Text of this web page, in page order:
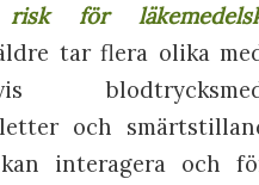
för
tar flera olika
och
interagera och